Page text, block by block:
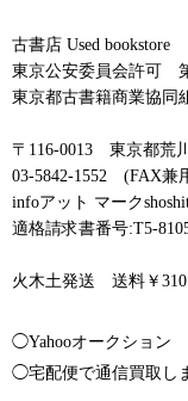
古書店 Used bookstore
東京公安委員会許可
東京都古書籍商業協同
〒116-0013 東京都荒
03-5842-1552 (FAX兼
infoアット マーク
適格請求書番号:T5-
火木土発送 送料￥310
◯Yahooオークション
◯宅配便で通信買取し